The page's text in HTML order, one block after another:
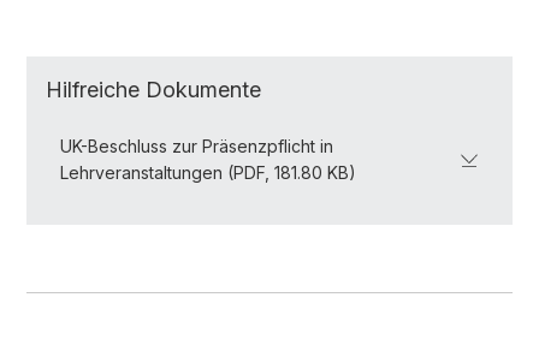
Hilfreiche Dokumente
UK-Beschluss zur Präsenzpflicht in
Lehrveranstaltungen (PDF, 181.80 KB)